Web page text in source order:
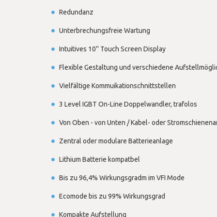
Redundanz
Unterbrechungsfreie Wartung
Intuitives 10'' Touch Screen Display
Flexible Gestaltung und verschiedene
Vielfältige Kommuikationschnittstellen
3 Level IGBT On-Line Doppelwandler, trafolos
Von Oben - von Unten / Kabel- oder
Zentral oder modulare Batterieanlage
Lithium Batterie kompatbel
Bis zu 96,4% Wirkungsgradm im VFI Mode
Ecomode bis zu 99% Wirkungsgrad
Kompakte Aufstellung